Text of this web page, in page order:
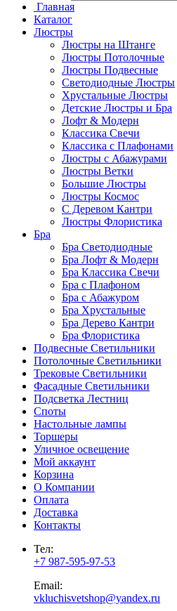
Главная
Каталог
Люстры
Люстры на Штанге
Люстры Потолочные
Люстры Подвесные
Светодиодные Люстры
Хрустальные Люстры
Детские Люстры и Бра
Лофт & Модерн
Классика Свечи
Классика с Плафонами
Люстры с Абажурами
Люстры Ветки
Большие Люстры
Люстры Космос
С Деревом Кантри
Люстры Флористика
Бра
Бра Светодиодные
Бра Лофт & Модерн
Бра Классика Свечи
Бра с Плафоном
Бра с Абажуром
Бра Хрустальные
Бра Дерево Кантри
Бра Флористика
Подвесные Светильники
Потолочные Светильники
Трековые Светильники
Фасадные Светильники
Подсветка Лестниц
Споты
Настольные лампы
Торшеры
Уличное освещение
Мой аккаунт
Корзина
О Компании
Оплата
Доставка
Контакты
Тел:
+7 987-595-97-53
Email:
vkluchisvetshop@yandex.ru